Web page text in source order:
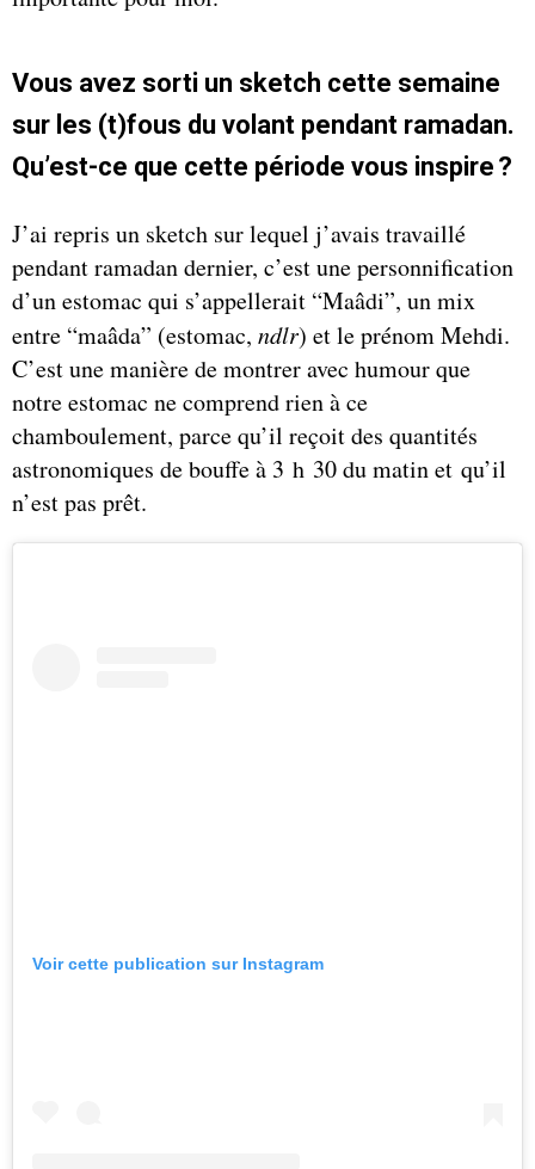
Vous avez sorti un sketch cette semaine
sur les (t)fous du volant pendant ramadan.
Qu’est-ce que cette période vous inspire ?
J’ai repris un sketch sur lequel j’avais travaillé
pendant ramadan dernier, c’est une personnification
d’un estomac qui s’appellerait “Maâdi”, un mix
entre “maâda” (estomac, ndlr) et le prénom Mehdi.
C’est une manière de montrer avec humour que
notre estomac ne comprend rien à ce
chamboulement, parce qu’il reçoit des quantités
astronomiques de bouffe à 3 h 30 du matin et qu’il
n’est pas prêt.
Voir cette publication sur Instagram